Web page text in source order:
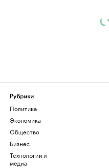
Рубрики
Политика
Экономика
Общество
Бизнес
Технологии и
медиа